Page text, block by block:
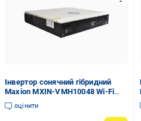
Інвертор сонячний гібридний
Maxion MXIN-VMH10048 Wi-Fi
10000W/48V (12447779)
оцінити